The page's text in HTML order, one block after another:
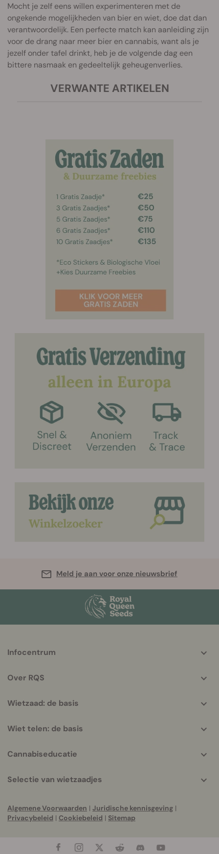
Mocht je zelf eens willen experimenteren met de
ongekende mogelijkheden van bier en wiet, doe dat dan
verantwoordelijk. Een perfecte match kan aanleiding zijn
voor de drang naar meer bier en cannabis, want als je
jezelf onder tafel drinkt, heb je de volgende dag een
bittere nasmaak en gedeeltelijk geheugenverlies.
VERWANTE ARTIKELEN
Meld je aan voor onze nieuwsbrief
helpful
Infocentrum
Over RQS
Wietzaad: de basis
Wiet telen: de basis
Cannabiseducatie
Selectie van wietzaadjes
Algemene Voorwaarden | Juridische kennisgeving |
Privacybeleid | Cookiebeleid | Sitemap